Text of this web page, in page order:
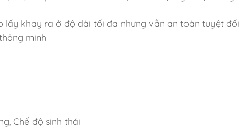
lấy khay ra ở độ dài tối đa nhưng vẫn an toàn tuyệt đối
minh
Chế độ sinh thái